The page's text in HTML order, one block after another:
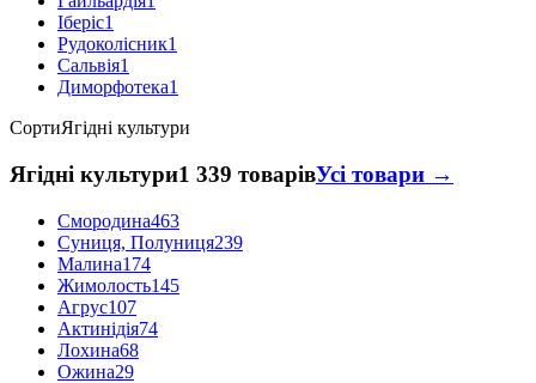
Іберіс1
Рудоколісник1
Сальвія1
Диморфотека1
СортиЯгідні культури
Ягідні культури1 339 товарівУсі товари →
Смородина463
Суниця, Полуниця239
Малина174
Жимолость145
Агрус107
Актинідія74
Лохина68
Ожина29